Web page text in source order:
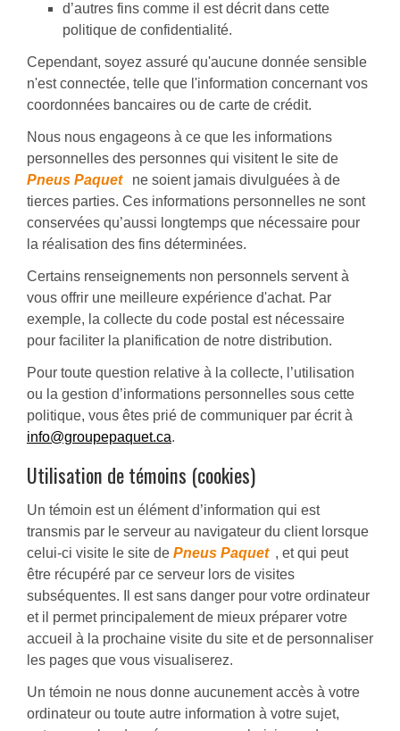
d’autres fins comme il est décrit dans cette
politique de confidentialité.
Cependant, soyez assuré qu'aucune donnée sensible
n'est connectée, telle que l'information concernant vos
coordonnées bancaires ou de carte de crédit.
Nous nous engageons à ce que les informations
personnelles des personnes qui visitent le site de
Pneus Paquet
ne soient jamais divulguées à de
tierces parties. Ces informations personnelles ne sont
conservées qu’aussi longtemps que nécessaire pour
la réalisation des fins déterminées.
Certains renseignements non personnels servent à
vous offrir une meilleure expérience d'achat. Par
exemple, la collecte du code postal est nécessaire
pour faciliter la planification de notre distribution.
Pour toute question relative à la collecte, l’utilisation
ou la gestion d’informations personnelles sous cette
politique, vous êtes prié de communiquer par écrit à
info@groupepaquet.ca.
Utilisation de témoins (cookies)
Un témoin est un élément d’information qui est
transmis par le serveur au navigateur du client lorsque
celui-ci visite le site de Pneus Paquet , et qui peut
être récupéré par ce serveur lors de visites
subséquentes. Il est sans danger pour votre ordinateur
et il permet principalement de mieux préparer votre
accueil à la prochaine visite du site et de personnaliser
les pages que vous visualiserez.
Un témoin ne nous donne aucunement accès à votre
ordinateur ou toute autre information à votre sujet,